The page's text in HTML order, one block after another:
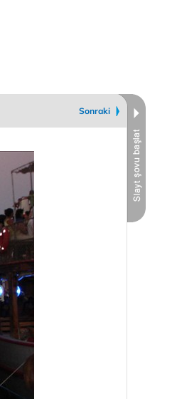
Sonraki